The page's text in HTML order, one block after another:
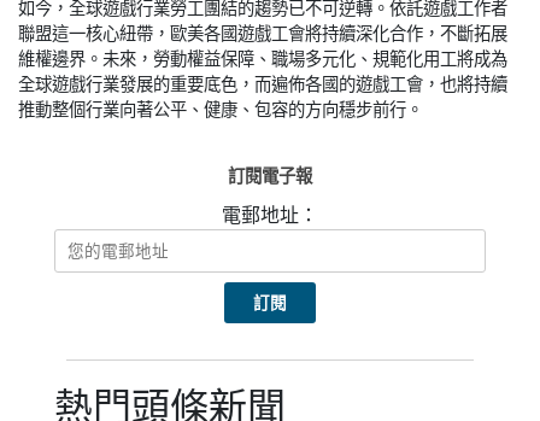
如今，全球遊戲行業勞工團結的趨勢已不可逆轉。依託遊戲工作者
聯盟這一核心紐帶，歐美各國遊戲工會將持續深化合作，不斷拓展
維權邊界。未來，勞動權益保障、職場多元化、規範化用工將成為
全球遊戲行業發展的重要底色，而遍佈各國的遊戲工會，也將持續
推動整個行業向著公平、健康、包容的方向穩步前行。
訂閱電子報
電郵地址：
熱門頭條新聞